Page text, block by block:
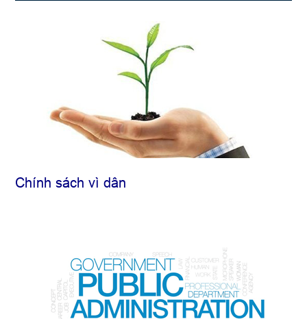
Chính sách vì dân